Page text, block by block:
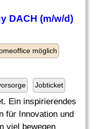
DACH (m/w/d)
möglich
Jobticket
Ein inspirierendes
für Innovation und
viel bewegen